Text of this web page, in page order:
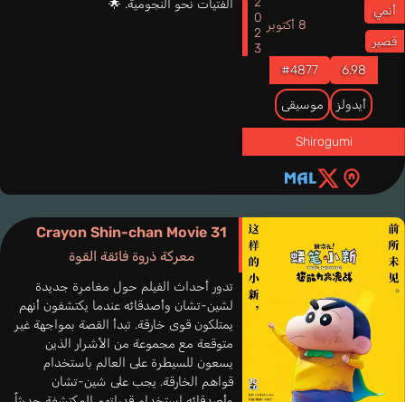
أنمي
قصير
8 أكتوبر 2023
6.98
#4877
أيدولز موسيقى
Shirogumi
الفتيات نحو النجومية. 🌟
Crayon Shin-chan Movie 31
معركة ذروة فائقة القوة
تدور أحداث الفيلم حول مغامرة جديدة
لشين-تشان وأصدقائه عندما يكتشفون أنهم
يمتلكون قوى خارقة. تبدأ القصة بمواجهة غير
متوقعة مع مجموعة من الأشرار الذين
يسعون للسيطرة على العالم باستخدام
قواهم الخارقة. يجب على شين-تشان